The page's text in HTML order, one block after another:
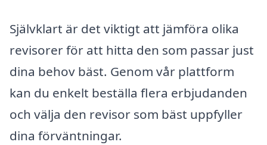
Självklart är det viktigt att jämföra olika
revisorer för att hitta den som passar just
dina behov bäst. Genom vår plattform
kan du enkelt beställa flera erbjudanden
och välja den revisor som bäst uppfyller
dina förväntningar.